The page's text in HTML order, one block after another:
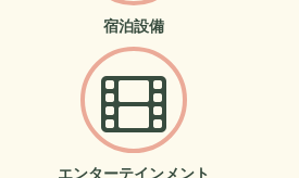
宿泊設備
エンターテインメント